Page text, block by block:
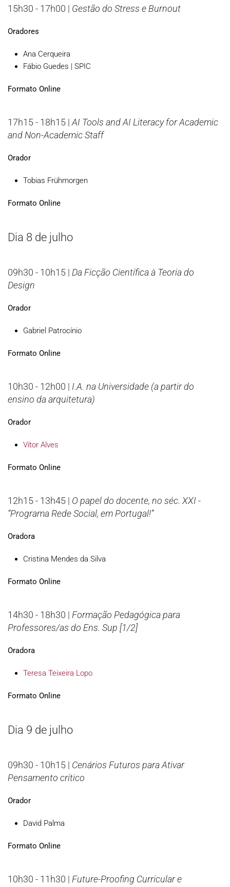
15h30 - 17h00 | Gestão do Stress e Burnout
Oradores
Ana Cerqueira
Fábio Guedes | SPIC
Formato Online
17h15 - 18h15 | AI Tools and AI Literacy for Academic
and Non-Academic Staff
Orador
Tobias Frühmorgen
Formato Online
Dia 8 de julho
09h30 - 10h15 | Da Ficção Científica à Teoria do
Design
Orador
Gabriel Patrocínio
Formato Online
10h30 - 12h00 | I.A. na Universidade (a partir do
ensino da arquitetura)
Orador
Vítor Alves
Formato Online
12h15 - 13h45 | O papel do docente, no séc. XXI -
“Programa Rede Social, em Portugal!”
Oradora
Cristina Mendes da Silva
Formato Online
14h30 - 18h30 | Formação Pedagógica para
Professores/as do Ens. Sup [1/2]
Oradora
Teresa Teixeira Lopo
Formato Online
Dia 9 de julho
09h30 - 10h15 | Cenários Futuros para Ativar
Pensamento crítico
Orador
David Palma
Formato Online
10h30 - 11h30 | Future-Proofing Curricular e